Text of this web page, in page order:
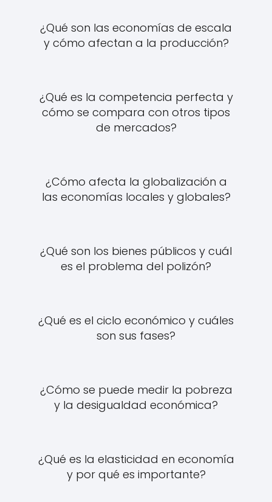
¿Qué son las economías de escala
y cómo afectan a la producción?
¿Qué es la competencia perfecta y
cómo se compara con otros tipos
de mercados?
¿Cómo afecta la globalización a
las economías locales y globales?
¿Qué son los bienes públicos y cuál
es el problema del polizón?
¿Qué es el ciclo económico y cuáles
son sus fases?
¿Cómo se puede medir la pobreza
y la desigualdad económica?
¿Qué es la elasticidad en economía
y por qué es importante?